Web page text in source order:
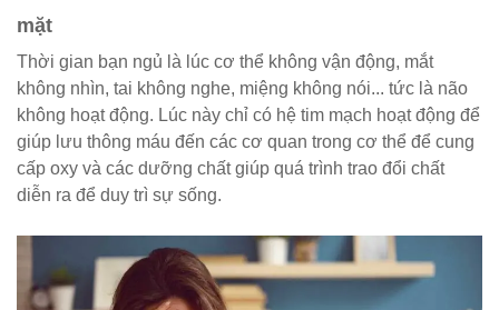
mặt
Thời gian bạn ngủ là lúc cơ thể không vận động, mắt
không nhìn, tai không nghe, miệng không nói... tức là não
không hoạt động. Lúc này chỉ có hệ tim mạch hoạt động để
giúp lưu thông máu đến các cơ quan trong cơ thể để cung
cấp oxy và các dưỡng chất giúp quá trình trao đổi chất
diễn ra để duy trì sự sống.